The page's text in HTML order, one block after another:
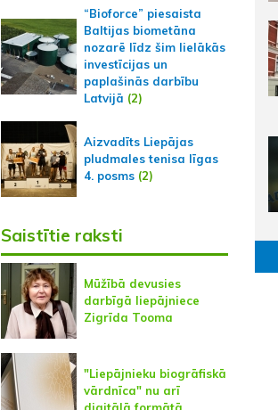
“Bioforce” piesaista
Baltijas biometāna
nozarē līdz šim lielākās
investīcijas un
paplašinās darbību
Latvijā (2)
Aizvadīts Liepājas
pludmales tenisa līgas
4. posms(2)
Saistītie raksti
Mūžībā devusies
darbīgā liepājniece
Zigrīda Tooma
"Liepājnieku biogrāfiskā
vārdnīca" nu arī